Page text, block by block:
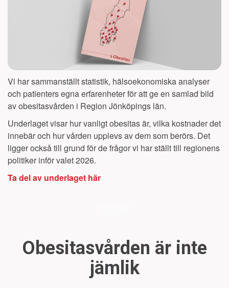
Vi har sammanställt statistik, hälsoekonomiska analyser
och patienters egna erfarenheter för att ge en samlad bild
av obesitasvården i Region Jönköpings län.
Underlaget visar hur vanligt obesitas är, vilka kostnader det
innebär och hur vården upplevs av dem som berörs. Det
ligger också till grund för de frågor vi har ställt till regionens
politiker inför valet 2026.
Ta del av underlaget här
Obesitasvården är inte
jämlik